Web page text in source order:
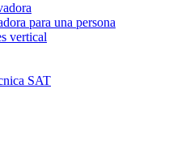
para una persona
vertical
SAT